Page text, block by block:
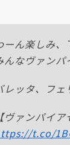
ーん楽しみ
んなヴァンパ
レッタ、フ
【ヴァンパイ
t.co/